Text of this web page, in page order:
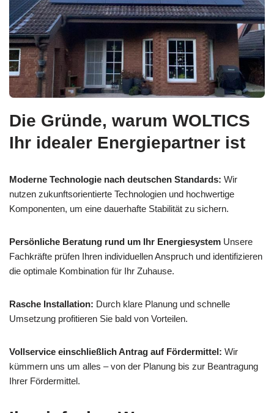
Die Gründe, warum WOLTICS
Ihr idealer Energiepartner ist
Moderne Technologie nach deutschen Standards: Wir
nutzen zukunftsorientierte Technologien und hochwertige
Komponenten, um eine dauerhafte Stabilität zu sichern.
Persönliche Beratung rund um Ihr Energiesystem Unsere
Fachkräfte prüfen Ihren individuellen Anspruch und identifizieren
die optimale Kombination für Ihr Zuhause.
Rasche Installation: Durch klare Planung und schnelle
Umsetzung profitieren Sie bald von Vorteilen.
Vollservice einschließlich Antrag auf Fördermittel: Wir
kümmern uns um alles – von der Planung bis zur Beantragung
Ihrer Fördermittel.